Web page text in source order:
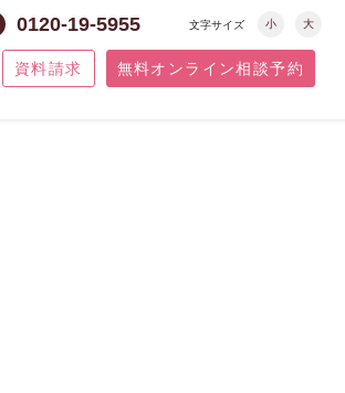
0120-19-5955 文字サイズ 小 大
資料請求 無料オンライン相談予約